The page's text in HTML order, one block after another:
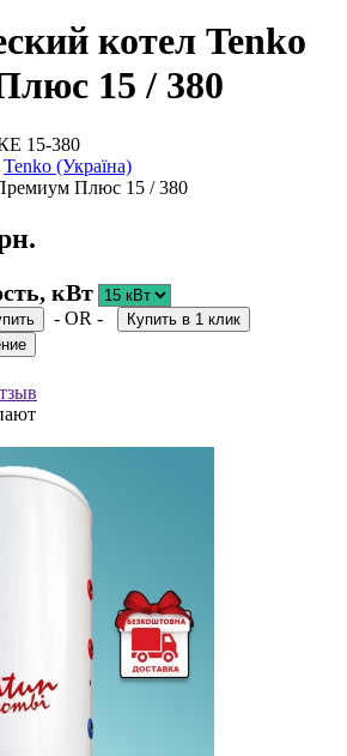
котел Tenko
15 / 380
15-380
Tenko (Україна)
Плюс 15 / 380
кВт
- OR -
Купить в 1 клик